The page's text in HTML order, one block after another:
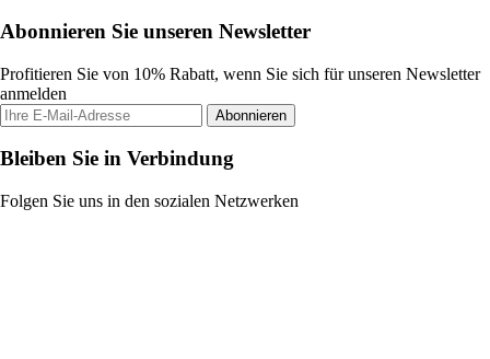
Abonnieren Sie unseren Newsletter
Profitieren Sie von 10% Rabatt, wenn Sie sich für unseren Newsletter
anmelden
Abonnieren
Bleiben Sie in Verbindung
Folgen Sie uns in den sozialen Netzwerken